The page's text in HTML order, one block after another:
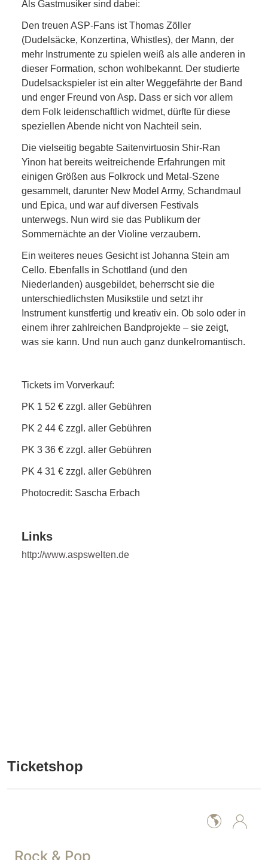
Als Gastmusiker sind dabei:
Den treuen ASP-Fans ist Thomas Zöller
(Dudelsäcke, Konzertina, Whistles), der Mann, der
mehr Instrumente zu spielen weiß als alle anderen in
dieser Formation, schon wohlbekannt. Der studierte
Dudelsackspieler ist ein alter Weggefährte der Band
und enger Freund von Asp. Dass er sich vor allem
dem Folk leidenschaftlich widmet, dürfte für diese
speziellen Abende nicht von Nachteil sein.
Die vielseitig begabte Saitenvirtuosin Shir-Ran
Yinon hat bereits weitreichende Erfahrungen mit
einigen Größen aus Folkrock und Metal-Szene
gesammelt, darunter New Model Army, Schandmaul
und Epica, und war auf diversen Festivals
unterwegs. Nun wird sie das Publikum der
Sommernächte an der Violine verzaubern.
Ein weiteres neues Gesicht ist Johanna Stein am
Cello. Ebenfalls in Schottland (und den
Niederlanden) ausgebildet, beherrscht sie die
unterschiedlichsten Musikstile und setzt ihr
Instrument kunstfertig und kreativ ein. Ob solo oder in
einem ihrer zahlreichen Bandprojekte – sie zeigt,
was sie kann. Und nun auch ganz dunkelromantisch.
Tickets im Vorverkauf:
PK 1 52 € zzgl. aller Gebühren
PK 2 44 € zzgl. aller Gebühren
PK 3 36 € zzgl. aller Gebühren
PK 4 31 € zzgl. aller Gebühren
Photocredit: Sascha Erbach
Links
http://www.aspswelten.de
Ticketshop